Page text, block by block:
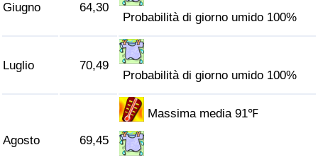
Giugno 64,30
Probabilità di giorno umido 100%
Luglio 70,49
Probabilità di giorno umido 100%
Agosto 69,45
Massima media 91℉